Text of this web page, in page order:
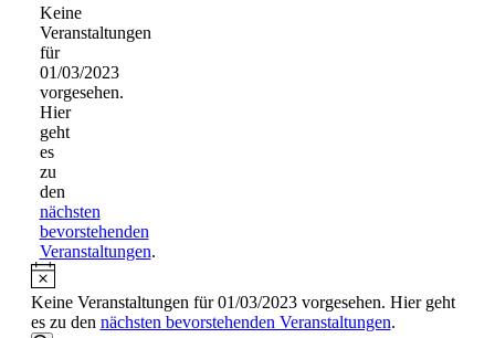
Hinweis
Keine
Veranstaltungen
für
01/03/2023
vorgesehen.
Hier
geht
es
zu
den
nächsten
bevorstehenden
Veranstaltungen.
Hinweis
Keine Veranstaltungen für 01/03/2023 vorgesehen. Hier geht
es zu den nächsten bevorstehenden Veranstaltungen.